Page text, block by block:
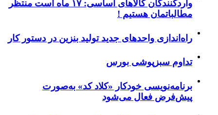
واردکنندگان کالاهای اساسی: ۱۷ ماه است منتظر
مطالباتمان هستیم !
راه‌اندازی واحدهای جدید تولید بنزین در دستور کار
تداوم سبزپوشی بورس
برنامه‌نویسی خودکار «کلاد کد» به‌صورت
پیش‌فرض فعال می‌شود